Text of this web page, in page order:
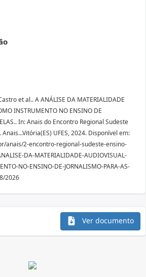
et al.. A ANÁLISE DA MATERIALIDADE
INSTRUMENTO NO ENSINO DE
In: Anais do Encontro Regional Sudeste
UFES, 2024. Disponível em:
anais/2-encontro-regional-sudeste-ensino-
DA-MATERIALIDADE-AUDIOVISUAL-
NO-ENSINO-DE-JORNALISMO-PARA-AS-
2026
Ver documento